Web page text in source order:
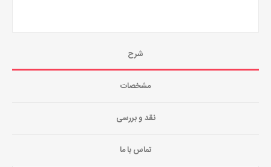
شرح
مشخصات
نقد و بررسی
تماس با ما